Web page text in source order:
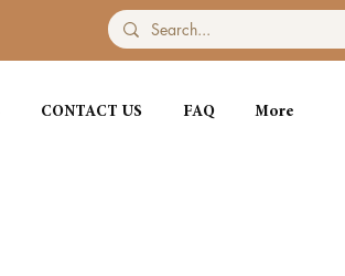
CONTACT US FAQ More